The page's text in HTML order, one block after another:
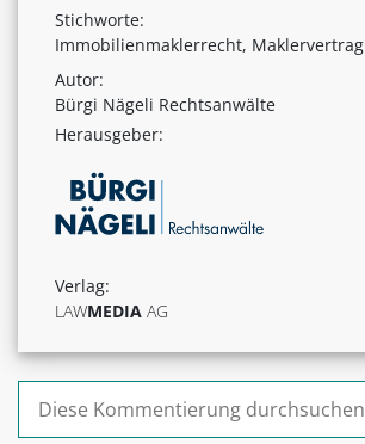
Stichworte:
Immobilienmaklerrecht, Maklervertrag
Autor:
Bürgi Nägeli Rechtsanwälte
Herausgeber:
Verlag:
LAWMEDIA AG
Suchen nach: